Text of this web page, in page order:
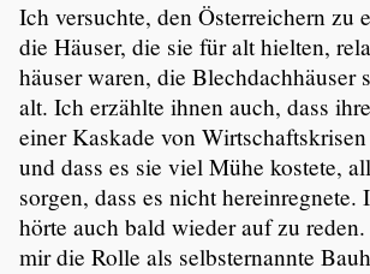
Ich versuchte, den Öster­rei­chern zu
die Häuser, die sie für alt hielten,
häuser waren, die Blech­dach­häuser
alt. Ich erzählte ihnen auch, dass
einer Kaskade von
und dass es sie viel Mühe kostete,
sorgen, dass es nicht herein­reg­nete.
hörte auch bald wieder auf zu
mir die Rolle als selbst­er­nannte